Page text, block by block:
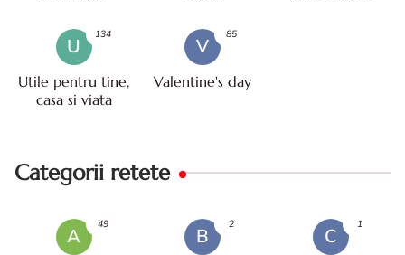
U
Utile pentru tine,
casa si viata
134
V
Valentine's day
85
Categorii retete
A
49
B
2
C
1